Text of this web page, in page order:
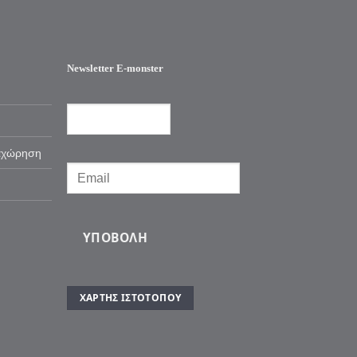
Newsletter E-monster
ΥΠΟΒΟΛΉ
ΧΆΡΤΗΣ ΙΣΤΌΤΟΠΟΥ